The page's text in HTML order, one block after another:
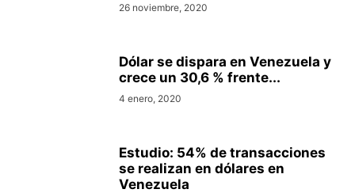
26 noviembre, 2020
Dólar se dispara en Venezuela y
crece un 30,6 % frente...
4 enero, 2020
Estudio: 54% de transacciones
se realizan en dólares en
Venezuela